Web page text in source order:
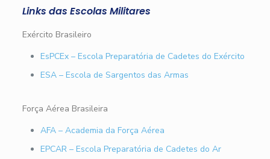
Links das Escolas Militares
Exército Brasileiro
EsPCEx – Escola Preparatória de Cadetes do Exército
ESA – Escola de Sargentos das Armas
Força Aérea Brasileira
AFA – Academia da Força Aérea
EPCAR – Escola Preparatória de Cadetes do Ar